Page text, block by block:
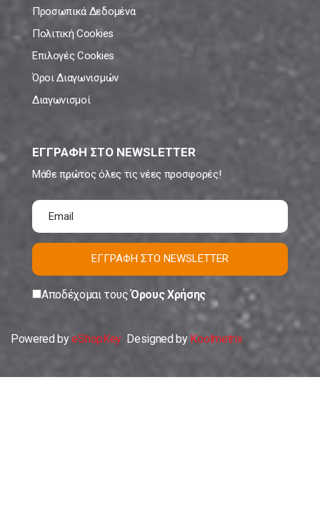
Προσωπικά Δεδομένα
Πολιτική Cookies
Επιλογές Cookies
Όροι Διαγωνισμών
Διαγωνισμοί
ΕΓΓΡΑΦΗ ΣΤΟ NEWSLETTER
Μάθε πρώτος όλες τις νέες προσφορές!
ΕΓΓΡΑΦΗ ΣΤΟ NEWSLETTER
Αποδέχομαι τουςΌρους Χρήσης
Powered byeShopKeyDesigned by Koolmetrix